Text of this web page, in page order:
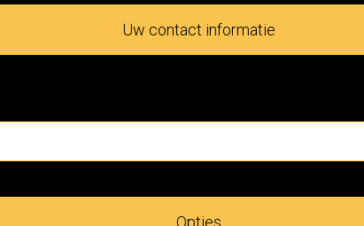
Uw contact informatie
Opties